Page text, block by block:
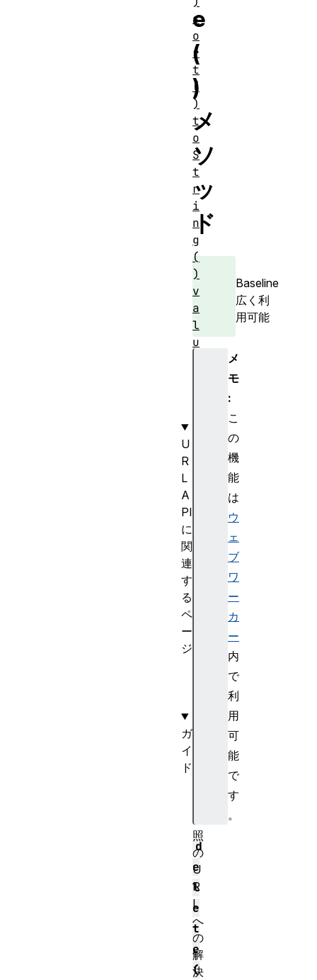
e
(
)
メ
ソ
ッ
ド
Baseline
広く利
用可能
メ
モ
:
こ
の
機
能
は
ウ
ェ
ブ
ワ
ー
カ
ー
内
で
利
用
可
能
で
す
。
d
e
l
e
t
e
(
s
o
r
t
(
)
t
o
S
t
r
i
n
g
(
)
v
a
l
u
U
R
L
A
PI
に
関
連
す
る
ペ
ー
ジ
ガ
イ
ド
照
の
U
R
L
へ
の
解
決